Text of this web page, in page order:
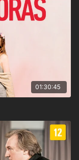
01:30:45